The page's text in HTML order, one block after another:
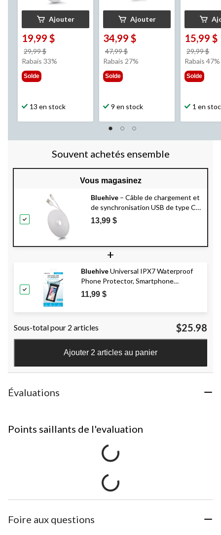
Ajouter
19,99 $
29,99 $
était
Rabais 33%
Solde
13 en stock
Ajouter
34,99 $
47,99 $
était
Rabais 27%
Solde
9 en stock
15,99 $
29,99 $
Rabais 47%
Solde
1 en
Souvent achetés ensemble
Vous magasinez
Bluehive – Câble de chargement et
de synchronisation USB de type C,
PVC, compatible avec certains
appareils Apple et Android, blanc,
13,99 $
+
BluehiveUniversal IPX7 Waterproof
Phone Protector, Smartphone
Case/Bag All Devices up to 6.25-in x
3.25-in, Black
11,99 $
Sous-total pour 2 articles $25.98
Ajouter 2 articles au panier
Évaluations
Points saillants de l'evaluation
Foire aux questions